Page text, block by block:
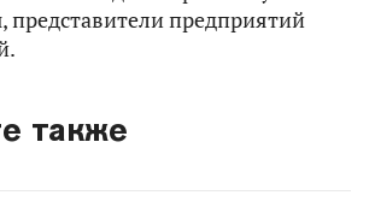
представители предприятий
также